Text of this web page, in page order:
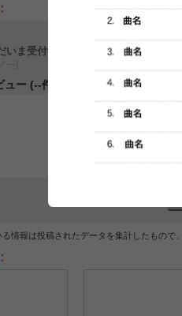
いま受付中です
---]
ただいま受付中です
ー (--件)
レビュ
最初のレ
情報は投稿されたデータを集計したもので